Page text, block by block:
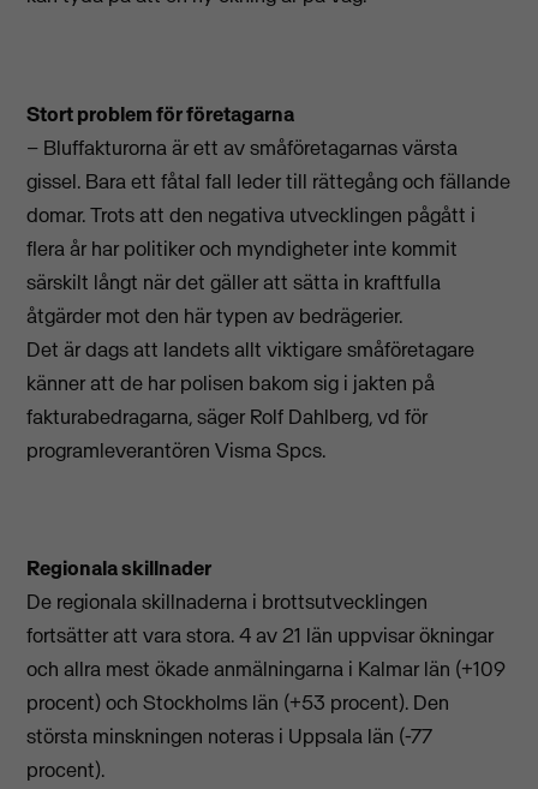
Stort problem för företagarna
– Bluffakturorna är ett av småföretagarnas värsta
gissel. Bara ett fåtal fall leder till rättegång och fällande
domar. Trots att den negativa utvecklingen pågått i
flera år har politiker och myndigheter inte kommit
särskilt långt när det gäller att sätta in kraftfulla
åtgärder mot den här typen av bedrägerier.
Det är dags att landets allt viktigare småföretagare
känner att de har polisen bakom sig i jakten på
fakturabedragarna, säger Rolf Dahlberg, vd för
programleverantören Visma Spcs.
Regionala skillnader
De regionala skillnaderna i brottsutvecklingen
fortsätter att vara stora. 4 av 21 län uppvisar ökningar
och allra mest ökade anmälningarna i Kalmar län (+109
procent) och Stockholms län (+53 procent). Den
största minskningen noteras i Uppsala län (-77
procent).